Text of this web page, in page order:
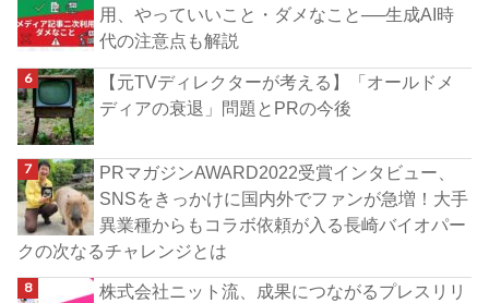
用、やっていいこと・ダメなこと──生成AI時
代の注意点も解説
【元TVディレクターが考える】「オールドメ
ディアの衰退」問題とPRの今後
PRマガジンAWARD2022受賞インタビュー、
SNSをきっかけに国内外でファンが急増！大手
異業種からもコラボ依頼が入る長崎バイオパー
クの次なるチャレンジとは
株式会社ニット流、成果につながるプレスリリ